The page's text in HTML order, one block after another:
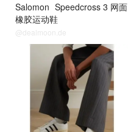
Salomon Speedcross 3 网面
橡胶运动鞋
@dealmoon.de